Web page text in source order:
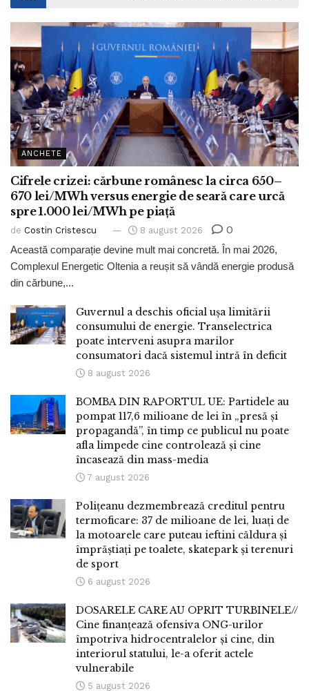
ANCHETE
Cifrele crizei: cărbune românesc la circa 650–
670 lei/MWh versus energie de seară care urcă
spre 1.000 lei/MWh pe piață
de Costin Cristescu 8 august 2026 0
Această comparație devine mult mai concretă. În mai 2026,
Complexul Energetic Oltenia a reușit să vândă energie produsă
din cărbune,...
Guvernul a deschis oficial ușa limitării
consumului de energie. Transelectrica
poate interveni asupra marilor
consumatori dacă sistemul intră în deficit
8 august 2026
BOMBA DIN RAPORTUL UE: Partidele au
pompat 117,6 milioane de lei în „presă și
propagandă”, în timp ce publicul nu poate
afla limpede cine controlează și cine
încasează din mass-media
7 august 2026
Polițeanu dezmembrează creditul pentru
termoficare: 37 de milioane de lei, luați de
la motoarele care puteau ieftini căldura și
împrăștiați pe toalete, skatepark și terenuri
de sport
6 august 2026
DOSARELE CARE AU OPRIT TURBINELE//
Cine finanțează ofensiva ONG-urilor
împotriva hidrocentralelor și cine, din
interiorul statului, le-a oferit actele
vulnerabile
5 august 2026